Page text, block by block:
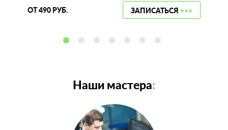
ОТ 490 РУБ. ЗАПИСАТЬСЯ >>>
Наши мастера: